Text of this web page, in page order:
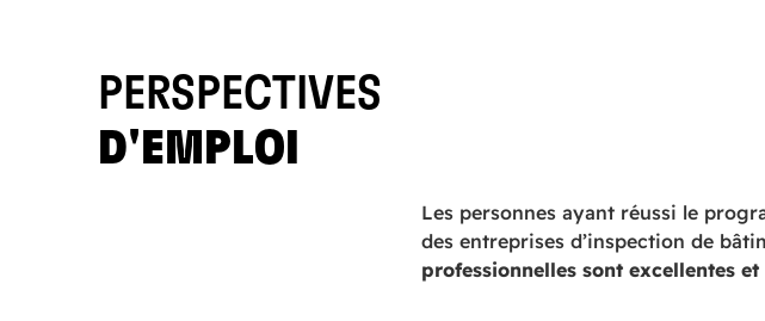
PERSPECTIVES
D'EMPLOI
Les personnes ayant réussi le
des entreprises d’inspection de
professionnelles sont excellentes